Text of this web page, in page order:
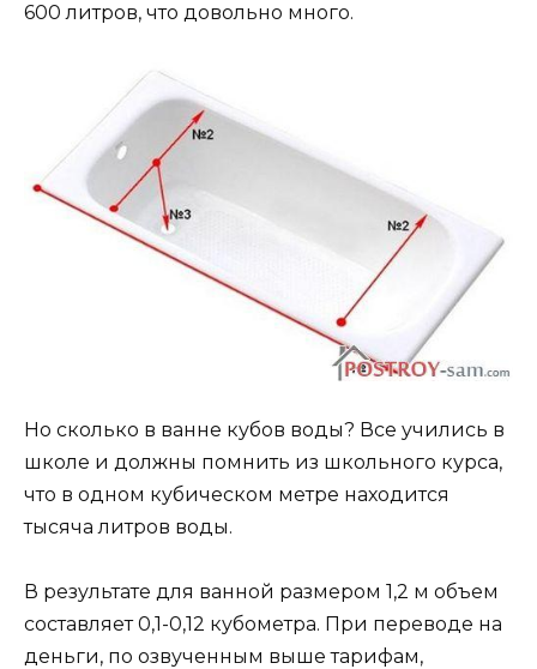
600 литров, что довольно много.
Но сколько в ванне кубов воды? Все учились в
школе и должны помнить из школьного курса,
что в одном кубическом метре находится
тысяча литров воды.
В результате для ванной размером 1,2 м объем
составляет 0,1-0,12 кубометра. При переводе на
деньги, по озвученным выше тарифам,